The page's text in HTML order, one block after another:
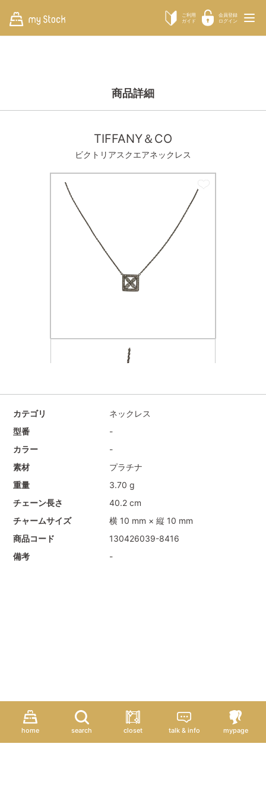
ご利用
ガイド
会員登録
ログイン
商品詳細
TIFFANY＆CO
ビクトリアスクエアネックレス
カテゴリ
ネックレス
型番
-
カラー
-
素材
プラチナ
重量
3.70 g
チェーン長さ
40.2 cm
チャームサイズ
横 10 mm × 縦 10 mm
商品コード
130426039-8416
備考
-
home search closet talk & info mypage